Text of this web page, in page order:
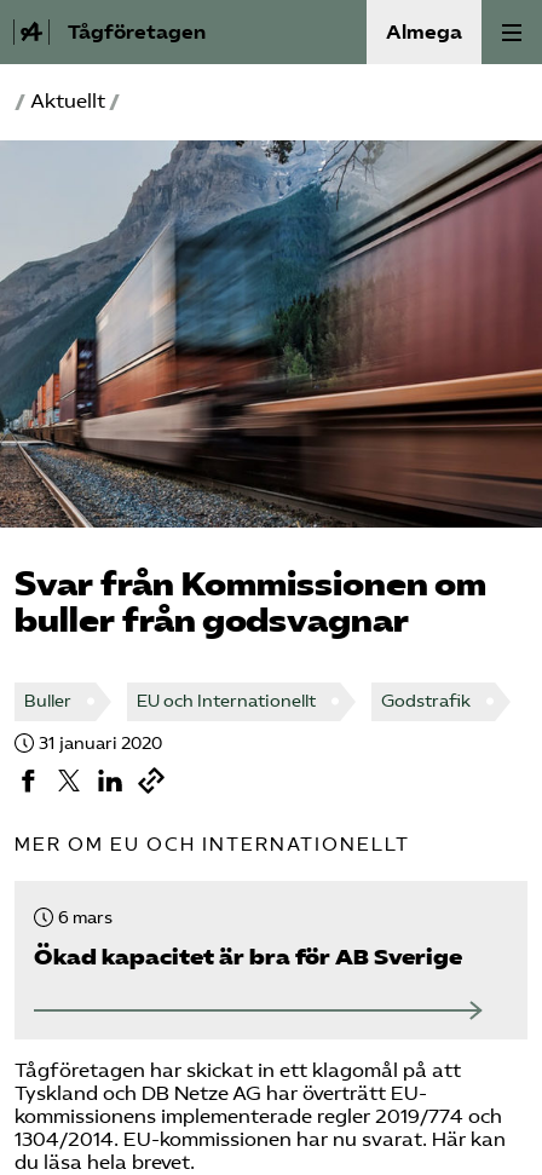
Tågföretagen Almega
Aktuellt
Reformagenda för järnvägen
Våra frågor
Aktiviteter
Om oss
Kontakt
Mina sidor (almega.se)
Bli medlem
/ Aktuellt /
Svar från Kommissionen om
buller från godsvagnar
Buller EU och Internationellt Godstrafik
31 januari 2020
MER OM EU OCH INTERNATIONELLT
6 mars
Ökad kapacitet är bra för AB Sverige
Tågföretagen har skickat in ett klagomål på att
Tyskland och DB Netze AG har överträtt EU-
kommissionens implementerade regler 2019/774 och
1304/2014. EU-kommissionen har nu svarat. Här kan
du läsa hela brevet.